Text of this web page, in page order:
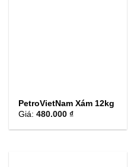
PetroVietNam Xám 12kg
Giá:480.000 ₫